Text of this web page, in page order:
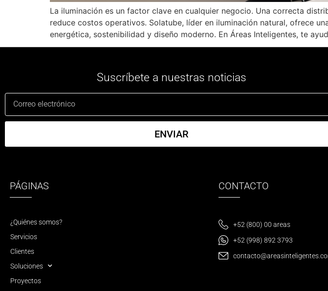
La iluminación es un factor clave en cualquier negocio. Una correcta
reduce costos operativos. Solatube, líder en iluminación natural, ofrece
energética, sostenibilidad y diseño moderno. En Áreas Inteligentes, te
Suscríbete a nuestras noticias
ENVIAR
PÁGINAS
¿Quiénes somos?
Servicios
Clientes
Soluciones
Proyectos
CONTACTO
+52 (800) 00 areas
+52 (998) 892 3793